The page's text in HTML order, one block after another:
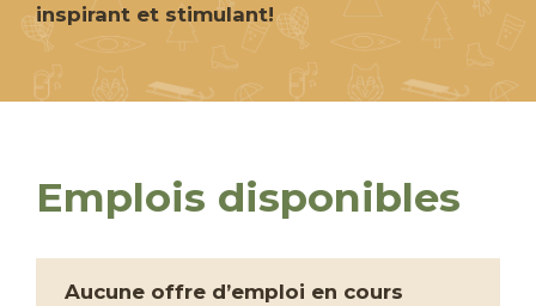
inspirant et stimulant!
Emplois disponibles
Aucune offre d’emploi en cours